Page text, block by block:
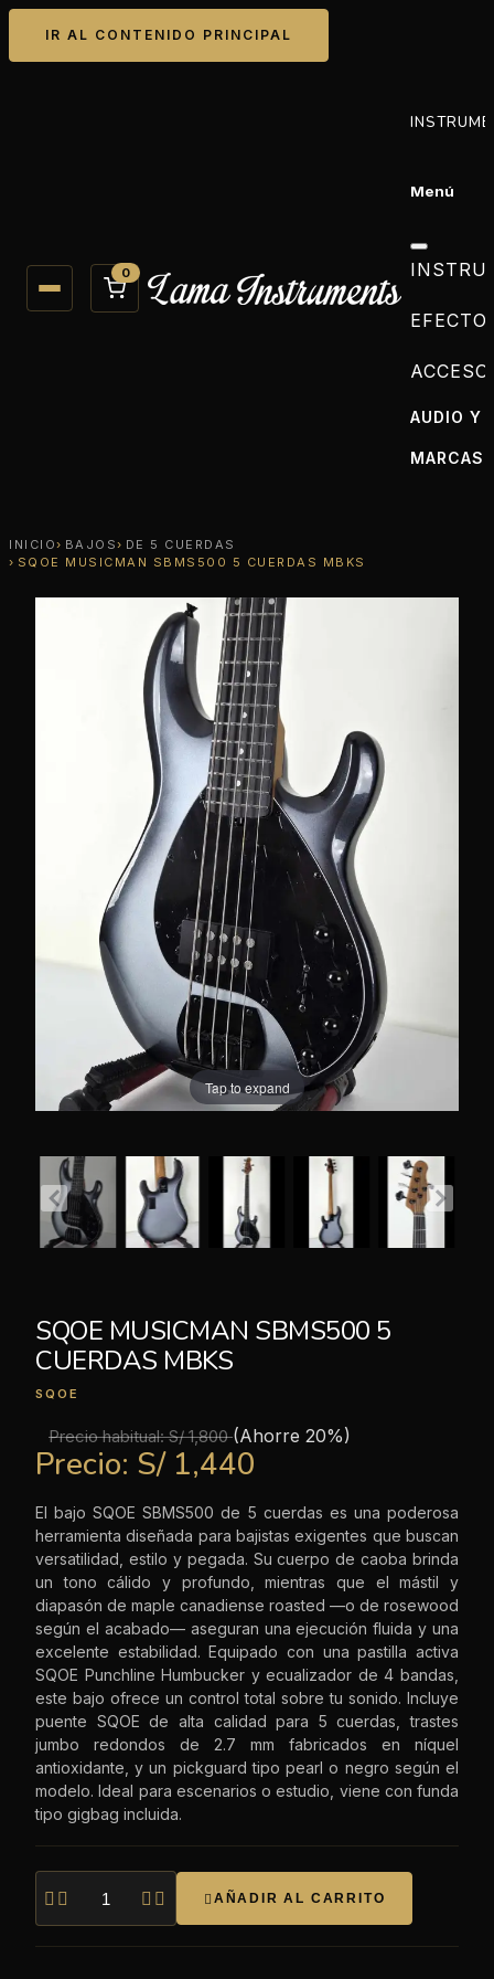
IR AL CONTENIDO PRINCIPAL
0
Menú
AUDIO Y
MARCAS
INICIO BAJOS
DE 5 CUERDAS
SQOE MUSICMAN SBMS500 5 CUERDAS MBKS
Tap to expand
SQOE MUSICMAN SBMS500 5
CUERDAS MBKS
SQOE
Precio habitual:S/ 1,800(Ahorre 20%)
Precio: S/ 1,440
El bajo SQOE SBMS500 de 5 cuerdas es una poderosa
herramienta diseñada para bajistas exigentes que buscan
versatilidad, estilo y pegada. Su cuerpo de caoba brinda
un tono cálido y profundo, mientras que el mástil y
diapasón de maple canadiense roasted —o de rosewood
según el acabado— aseguran una ejecución fluida y una
excelente estabilidad. Equipado con una pastilla activa
SQOE Punchline Humbucker y ecualizador de 4 bandas,
este bajo ofrece un control total sobre tu sonido. Incluye
puente SQOE de alta calidad para 5 cuerdas, trastes
jumbo redondos de 2.7 mm fabricados en níquel
antioxidante, y un pickguard tipo pearl o negro según el
modelo. Ideal para escenarios o estudio, viene con funda
tipo gigbag incluida.
     AÑADIR AL CARRITO